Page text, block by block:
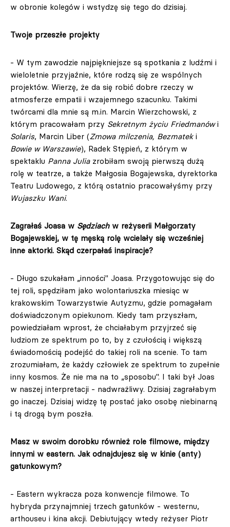
w obronie kolegów i wstydzę się tego do dzisiaj.
Twoje przeszłe projekty
- W tym zawodzie najpiękniejsze są spotkania z ludźmi i
wieloletnie przyjaźnie, które rodzą się ze wspólnych
projektów. Wierzę, że da się robić dobre rzeczy w
atmosferze empatii i wzajemnego szacunku. Takimi
twórcami dla mnie są m.in. Marcin Wierzchowski, z
którym pracowałam przy Sekretnym życiu Friedmanówi
Solaris, Marcin Liber (Zmowa milczenia, Bezmatek i
Bowie w Warszawie), Radek Stępień, z którym w
spektaklu Panna Juliazrobiłam swoją pierwszą dużą
rolę w teatrze, a także Małgosia Bogajewska, dyrektorka
Teatru Ludowego, z którą ostatnio pracowałyśmy przy
Wujaszku Wani.
Zagrałaś Joasa w Sędziachw reżyserii Małgorzaty
Bogajewskiej, w tę męską rolę wcielały się wcześniej
inne aktorki. Skąd czerpałaś inspiracje?
- Długo szukałam „inności" Joasa. Przygotowując się do
tej roli, spędziłam jako wolontariuszka miesiąc w
krakowskim Towarzystwie Autyzmu, gdzie pomagałam
doświadczonym opiekunom. Kiedy tam przyszłam,
powiedziałam wprost, że chciałabym przyjrzeć się
ludziom ze spektrum po to, by z czułością i większą
świadomością podejść do takiej roli na scenie. To tam
zrozumiałam, że każdy człowiek ze spektrum to zupełnie
inny kosmos. Że nie ma na to „sposobu". I taki był Joas
w naszej interpretacji - nadwrażliwy. Dzisiaj zagrałabym
go inaczej. Dzisiaj widzę tę postać jako osobę niebinarną
i tą drogą bym poszła.
Masz w swoim dorobku również role filmowe, między
innymi w eastern. Jak odnajdujesz się w kinie (anty)
gatunkowym?
- Eastern wykracza poza konwencje filmowe. To
hybryda przynajmniej trzech gatunków - westernu,
arthouseu i kina akcji. Debiutujący wtedy reżyser Piotr